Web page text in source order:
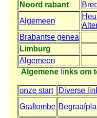
Noord rabant
Algemeen
Brabantse genea
Limburg
Algemeen
Algemene links om
onze start Diverse
Graftombe